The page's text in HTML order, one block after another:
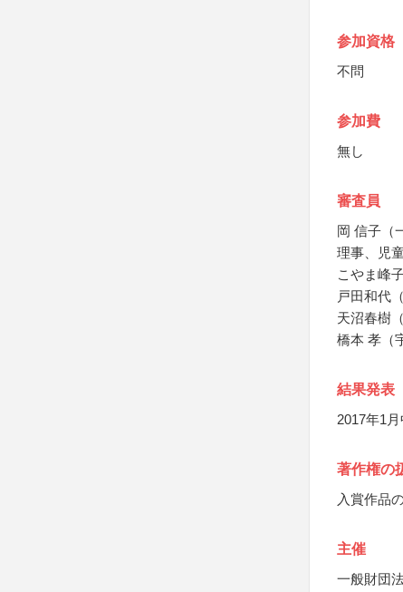
参加資格
不問
参加費
無し
審査員
岡 信子（
理事、児
こやま峰
戸田和代
天沼春樹
橋本 孝（
結果発表
2017年1
著作権の
入賞作品
主催
一般財団